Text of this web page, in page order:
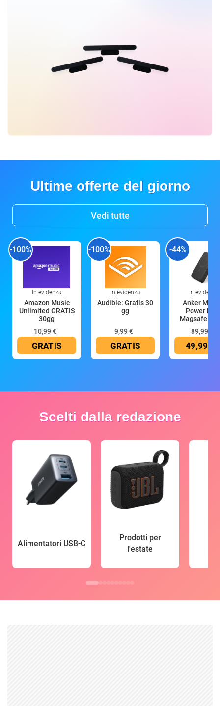
Ultime offerte del giorno
Vedi tutte
-100%
In evidenza
Amazon Music
Unlimited GRATIS
30gg
10,99 €
GRATIS
-100%
In evidenza
Audible: Gratis 30
gg
9,99 €
GRATIS
-44%
In evidenza
Anker
Power
Magsafe
89,99 €
49,99 €
Scelti dalla redazione
Alimentatori USB-C
Prodotti per
l'estate